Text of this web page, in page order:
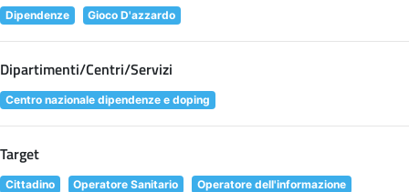
Dipendenze Gioco D'azzardo
Dipartimenti/Centri/Servizi
Centro nazionale dipendenze e doping
Target
Cittadino Operatore Sanitario Operatore dell'informazione